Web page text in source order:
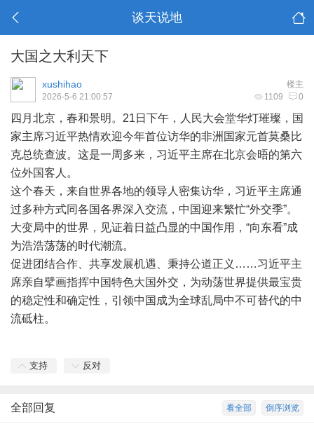
谈天说地
大国之大利天下
楼主
xushihao
1109 0
2026-5-6 21:00:57
四月北京，春和景明。21日下午，人民大会堂华灯璀璨，国
家主席习近平热情欢迎今年首位访华的非洲国家元首莫桑比
克总统查波。这是一周多来，习近平主席在北京会晤的第六
位外国客人。
这个春天，来自世界各地的领导人密集访华，习近平主席通
过多种方式同各国各界深入交流，中国迎来繁忙“外交季”。
大变局中的世界，见证着日益凸显的中国作用，“向东看”成
为浩浩荡荡的时代潮流。
促进团结合作、共享发展机遇、秉持公道正义……习近平主
席亲自擘画指挥中国特色大国外交，为动荡世界提供最宝贵
的稳定性和确定性，引领中国成为全球乱局中不可替代的中
流砥柱。
支持 反对
倒序浏览
看全部
全部回复